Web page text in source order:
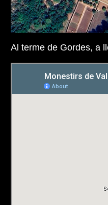
Al terme de Gordes, a